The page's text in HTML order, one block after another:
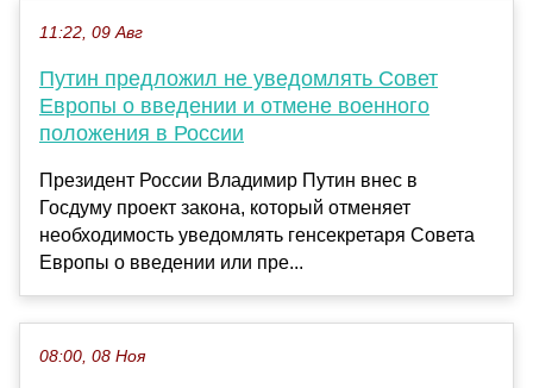
11:22, 09 Авг
Путин предложил не уведомлять Совет
Европы о введении и отмене военного
положения в России
Президент России Владимир Путин внес в
Госдуму проект закона, который отменяет
необходимость уведомлять генсекретаря Совета
Европы о введении или пре...
08:00, 08 Ноя